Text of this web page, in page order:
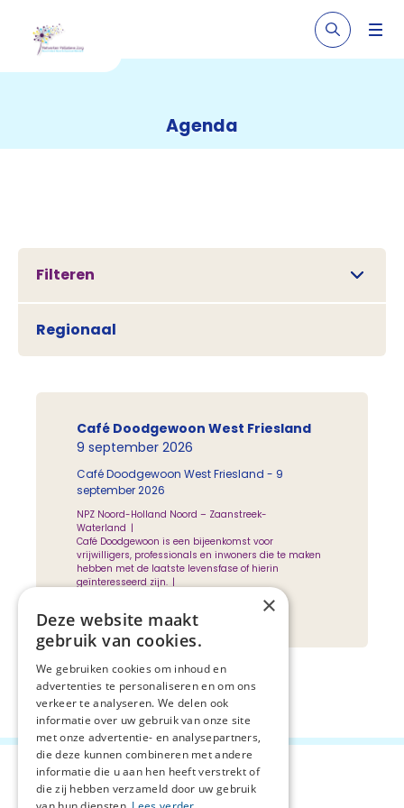
Agenda
Filteren
Regionaal
Café Doodgewoon West Friesland
9 september 2026
Café Doodgewoon West Friesland - 9
september 2026
NPZ Noord-Holland Noord – Zaanstreek-
Waterland
Café Doodgewoon is een bijeenkomst voor
vrijwilligers, professionals en inwoners die te maken
hebben met de laatste levensfase of hierin
geïnteresseerd zijn.
Gratis
50 plaatsen
×
Deze website maakt
gebruik van cookies.
We gebruiken cookies om inhoud en
advertenties te personaliseren en om ons
verkeer te analyseren. We delen ook
informatie over uw gebruik van onze site
met onze advertentie- en analysepartners,
die deze kunnen combineren met andere
informatie die u aan hen heeft verstrekt of
die zij hebben verzameld door uw gebruik